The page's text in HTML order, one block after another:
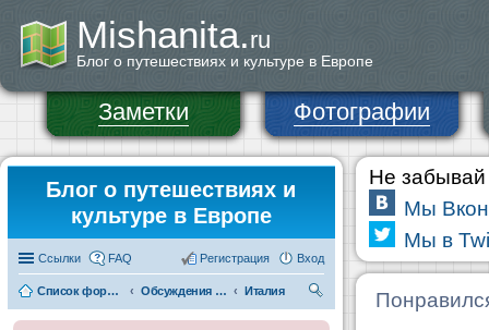
Mishanita.ru
Блог о путешествиях и культуре в Европе
Заметки Фотографии
Блог о путешествиях и
культуре в Европе
Ссылки FAQ Вход
Регистрация
Список форумов Обсуждения и информация по странам Италия
Не забывай
Мы
Мы в